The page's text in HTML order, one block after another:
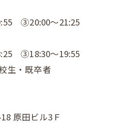
③20:00～21:25
③18:30～19:55
生・既卒者
原田ビル3Ｆ